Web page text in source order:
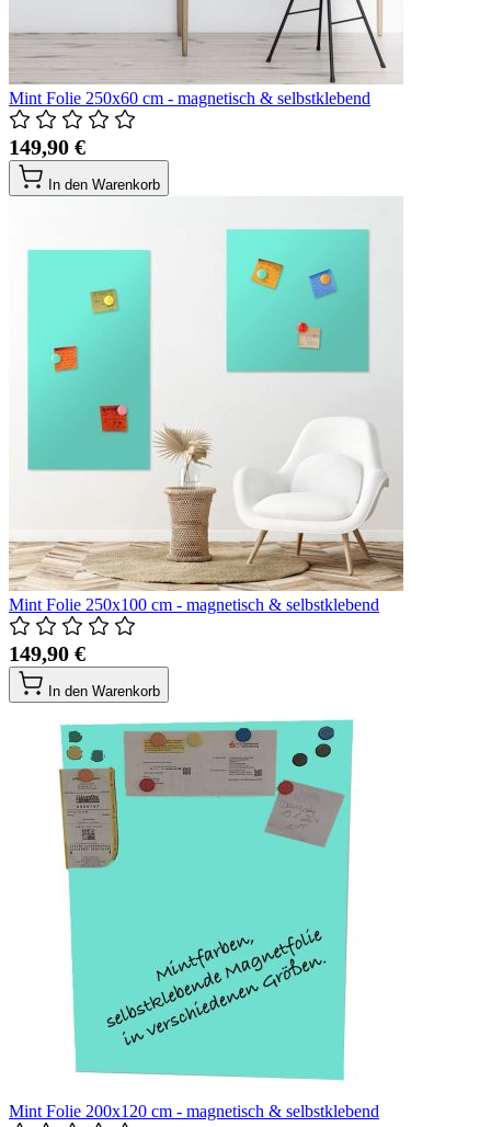
Mint Folie 250x60 cm - magnetisch & selbstklebend
149,90 €
In den Warenkorb
Mint Folie 250x100 cm - magnetisch & selbstklebend
149,90 €
In den Warenkorb
Mint Folie 200x120 cm - magnetisch & selbstklebend